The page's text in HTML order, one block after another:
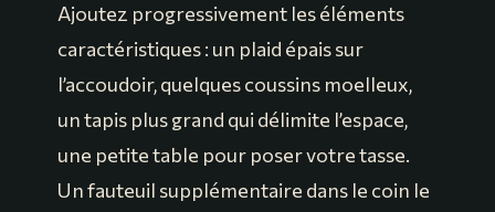
Ajoutez progressivement les éléments
caractéristiques : un plaid épais sur
l’accoudoir, quelques coussins moelleux,
un tapis plus grand qui délimite l’espace,
une petite table pour poser votre tasse.
Un fauteuil supplémentaire dans le coin le